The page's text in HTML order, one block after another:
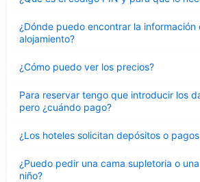
cerrado
¿Dónde puedo encontrar la
alojamiento?
cerrado
¿Cómo puedo ver los precios?
cerrado
Para reservar tengo que introducir los
pero ¿cuándo pago?
cerrado
¿Los hoteles solicitan depósitos o
cerrado
¿Puedo pedir una cama supletoria o
niño?
cerrado